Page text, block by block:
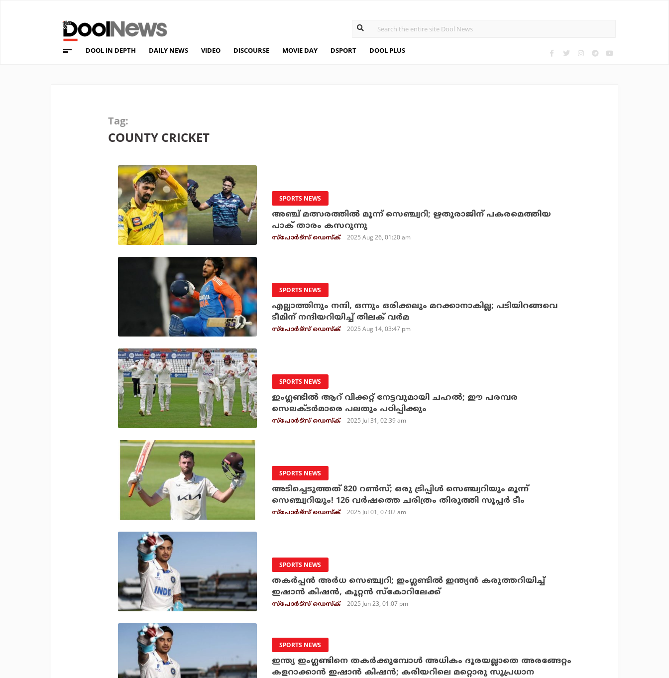
DOOL IN DEPTH DAILY NEWS VIDEO DISCOURSE MOVIE DAY DSPORT DOOL PLUS
Tag:
COUNTY CRICKET
SPORTS NEWS
അഞ്ച് മത്സരത്തില്‍ മൂന്ന് സെഞ്ച്വറി; ഋതുരാജിന് പകരമെത്തിയ
പാക് താരം കസറുന്നു
സ്പോര്‍ട്സ് ഡെസ്‌ക് 2025 Aug 26, 01:20 am
SPORTS NEWS
എല്ലാത്തിനും നന്ദി, ഒന്നും ഒരിക്കലും മറക്കാനാകില്ല; പടിയിറങ്ങവെ
ടീമിന് നന്ദിയറിയിച്ച് തിലക് വര്‍മ
സ്പോര്‍ട്സ് ഡെസ്‌ക് 2025 Aug 14, 03:47 pm
SPORTS NEWS
ഇംഗ്ലണ്ടില്‍ ആറ് വിക്കറ്റ് നേട്ടവുമായി ചഹല്‍; ഈ പരമ്പര
സെലക്ടര്‍മാരെ പലതും പഠിപ്പിക്കും
സ്പോര്‍ട്സ് ഡെസ്‌ക് 2025 Jul 31, 02:39 am
SPORTS NEWS
അടിച്ചെടുത്തത് 820 റണ്‍സ്; ഒരു ട്രിപ്പിള്‍ സെഞ്ച്വറിയും മൂന്ന്
സെഞ്ച്വറിയും! 126 വര്‍ഷത്തെ ചരിത്രം തിരുത്തി സൂപ്പര്‍ ടീം
സ്പോര്‍ട്സ് ഡെസ്‌ക് 2025 Jul 01, 07:02 am
SPORTS NEWS
തകര്‍പ്പന്‍ അര്‍ധ സെഞ്ച്വറി; ഇംഗ്ലണ്ടില്‍ ഇന്ത്യന്‍ കരുത്തറിയിച്ച്
ഇഷാന്‍ കിഷന്‍, കൂറ്റന്‍ സ്‌കോറിലേക്ക്
സ്പോര്‍ട്സ് ഡെസ്‌ക് 2025 Jun 23, 01:07 pm
SPORTS NEWS
ഇന്ത്യ ഇംഗ്ലണ്ടിനെ തകര്‍ക്കുമ്പോള്‍ അധികം ദൂരയല്ലാതെ അരങ്ങേറ്റം
കളറാക്കാന്‍ ഇഷാന്‍ കിഷന്‍; കരിയറിലെ മറ്റൊരു സുപ്രധാന